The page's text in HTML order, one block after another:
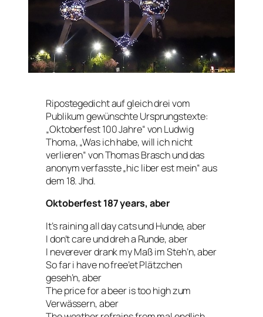
Ripostegedicht auf gleich drei vom
Publikum gewünschte Ursprungstexte:
„Oktoberfest 100 Jahre“ von Ludwig
Thoma, „Was ich habe, will ich nicht
verlieren“ von Thomas Brasch und das
anonym verfasste „hic liber est mein“ aus
dem 18. Jhd.
Oktoberfest 187 years, aber
It’s raining all day cats und Hunde, aber
I don’t care und dreh a Runde, aber
I neverever drank my Maß im Steh’n, aber
So far i have no free’et Plätzchen
geseh’n, aber
The price for a beer is too high zum
Verwässern, aber